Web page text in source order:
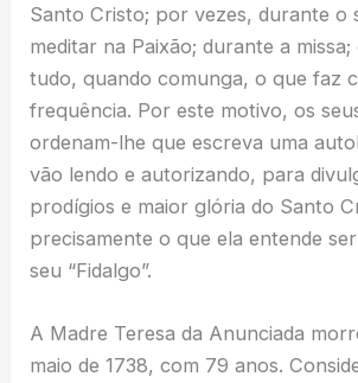
Santo Cristo; por vezes, durante o
meditar na Paixão; durante a missa;
tudo, quando comunga, o que faz
frequência. Por este motivo, os
ordenam-lhe que escreva uma
vão lendo e autorizando, para
prodígios e maior glória do Santo
precisamente o que ela entende
seu “Fidalgo”.
A Madre Teresa da Anunciada
maio de 1738, com 79 anos.